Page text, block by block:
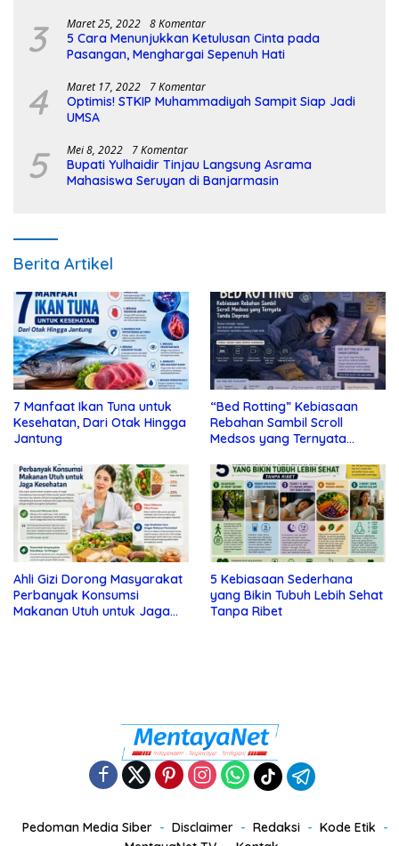
3 Maret 25, 2022 8 Komentar
5 Cara Menunjukkan Ketulusan Cinta pada
Pasangan, Menghargai Sepenuh Hati
4 Maret 17, 2022 7 Komentar
Optimis! STKIP Muhammadiyah Sampit Siap Jadi
UMSA
5 Mei 8, 2022 7 Komentar
Bupati Yulhaidir Tinjau Langsung Asrama
Mahasiswa Seruyan di Banjarmasin
Berita Artikel
7 Manfaat Ikan Tuna untuk
Kesehatan, Dari Otak Hingga
Jantung
“Bed Rotting” Kebiasaan
Rebahan Sambil Scroll
Medsos yang Ternyata
Ahli Gizi Dorong Masyarakat
Perbanyak Konsumsi
Makanan Utuh untuk Jaga
5 Kebiasaan Sederhana
yang Bikin Tubuh Lebih Sehat
Tanpa Ribet
Pedoman Media Siber Disclaimer Redaksi
Kode Etik